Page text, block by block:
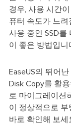
경우, 사용 시간
퓨터 속도가 느려
사용 중인 SSD를
이 좋은 방법입니
EaseUS의 뛰어
Disk Copy를 활
로 마이그레이션
이 정상적으로
바로 확인해 보세